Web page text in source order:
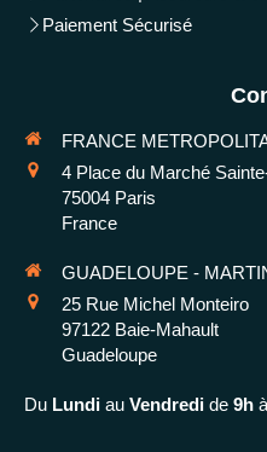
Paiement Sécurisé
FRANCE
4 Place du Marché
75004 Paris
France
GUADELOUPE -
25 Rue Michel Monteiro
97122 Baie-Mahault
Guadeloupe
Du Lundi au Vendredi de 9h à